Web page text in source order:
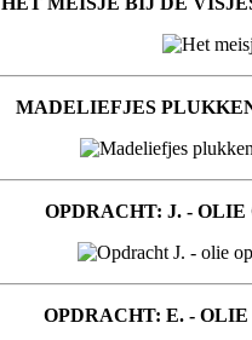
MADELIEFJES
OPDRACHT: J. - OLIE
OPDRACHT: E. - OLIE